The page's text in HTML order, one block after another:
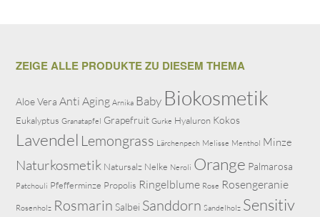
ZEIGE ALLE PRODUKTE ZU DIESEM THEMA
Aloe Vera Anti Aging Arnika Baby Biokosmetik
Eukalyptus Granatapfel Grapefruit Gurke Hyaluron Kokos
Lavendel Lemongrass Lärchenpech Melisse Menthol Minze
Naturkosmetik Natursalz Nelke Neroli Orange Palmarosa
Patchouli Pfefferminze Propolis Ringelblume Rose Rosengeranie
Rosenholz Rosmarin Salbei Sanddorn Sandelholz Sensitiv